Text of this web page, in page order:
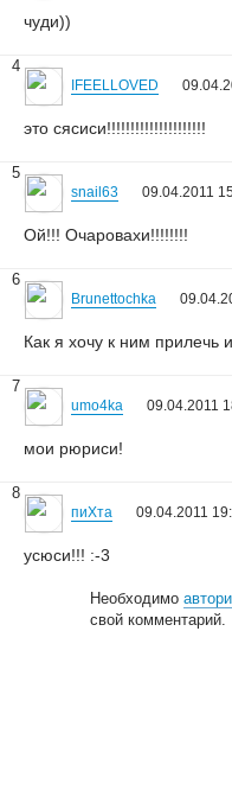
чуди))
4
IFEELLOVED
это сясиси!!!!!!!!!!!!!!!!!!!!!
5
snail63 09.04.2011
Ой!!! Очаровахи!!!!!!!!
6
Brunettochka
Как я хочу к ним прилечь и
7
umo4ka 09.04.2011
мои рюриси!
8
пиХта 09.04.2011
усюси!!! :-3
Необходимо
свой комментарий.